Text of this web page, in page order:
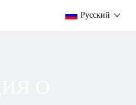
Pусский